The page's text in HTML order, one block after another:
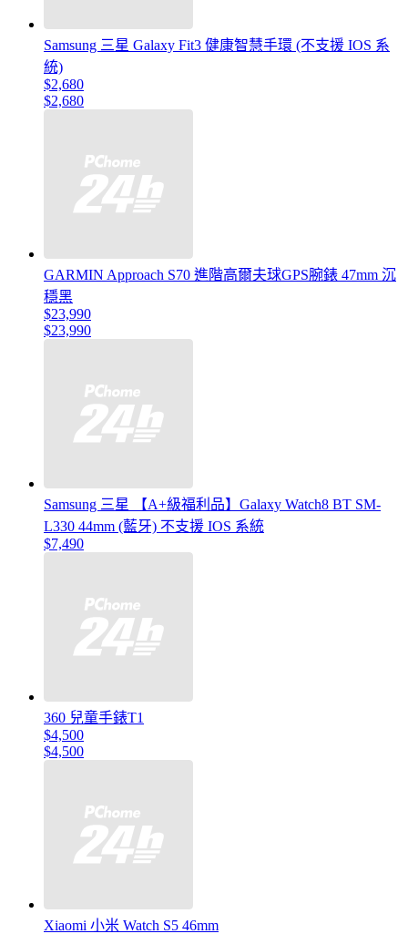
Samsung 三星 Galaxy Fit3 健康智慧手環 (不支援 IOS 系
統)
$2,680
$2,680
GARMIN Approach S70 進階高爾夫球GPS腕錶 47mm 沉
穩黑
$23,990
$23,990
Samsung 三星 【A+級福利品】Galaxy Watch8 BT SM-
L330 44mm (藍牙) 不支援 IOS 系統
$7,490
360 兒童手錶T1
$4,500
$4,500
Xiaomi 小米 Watch S5 46mm